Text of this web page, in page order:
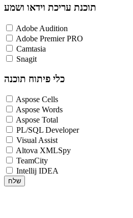
תוכנת עריכת וידאו ושמע
Adobe Audition
Adobe Premier PRO
Camtasia
Snagit
כלי פיתוח תוכנה
Aspose Cells
Aspose Words
Aspose Total
PL/SQL Developer
Visual Assist
Altova XMLSpy
TeamCity
Intellij IDEA